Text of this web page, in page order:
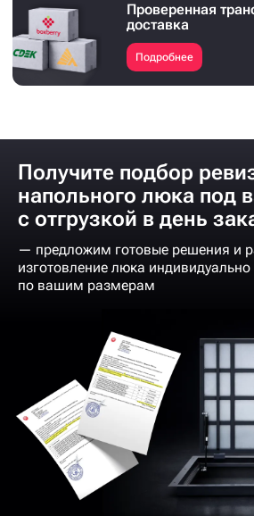
Проверенная
доставка
Подробнее
Получите подбор
напольного люка под
с отгрузкой в день
— предложим готовые решения и
изготовление люка индивидуально
по вашим размерам